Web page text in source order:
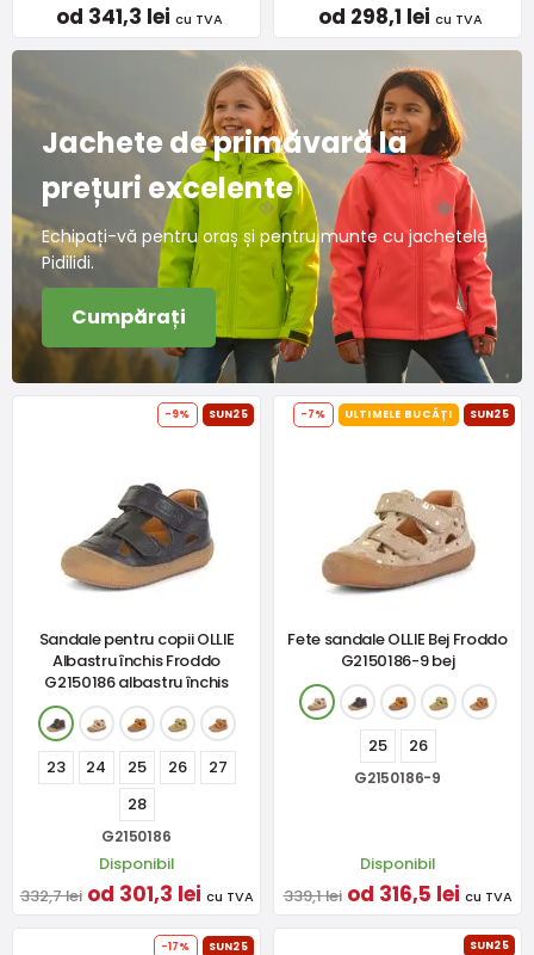
od 341,3 lei cu TVA od 298,1 lei cu TVA
Jachete de primăvară la
prețuri excelente
Echipați-vă pentru oraș și pentru munte cu jachetele
Pidilidi.
Cumpărați
-9% SUN25
Sandale pentru copii OLLIE
Albastru închis Froddo
G2150186 albastru închis
23 24 25 26
27
28
G2150186
Disponibil
332,7 lei od 301,3 lei cu TVA
-7% ULTIMELE BUCĂȚI SUN25
Fete sandale OLLIE Bej Froddo
G2150186-9 bej
25 26
G2150186-9
Disponibil
339,1 lei od 316,5 lei cu TVA
-17% SUN25 SUN25